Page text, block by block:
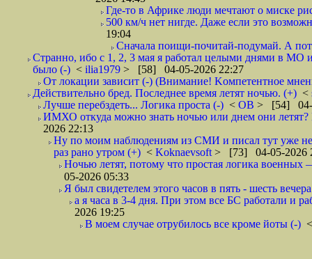
Где-то в Африке люди мечтают о миске
500 км/ч нет нигде. Даже если это
19:04
Сначала поищи-почитай-подумай. А
Странно, ибо с 1, 2, 3 мая я работал целыми днями в МО
было (-) < ilia1979 > [58] 04-05-2026 22:27
От локации зависит (-) (Внимание! Kомпетентное
Действительно бред. Последнее время летят ночью. (+) <
Лучше перебздеть... Логика проста (-) < ОВ > [54] 04-
ИМХО откуда можно знать ночью или днем они летят?
2026 22:13
Ну по моим наблюдениям из СМИ и писал тут уже
раз рано утром (+) < Koknaevsoft > [73] 04-05-2026
Ночью летят, потому что простая логика
05-2026 05:33
Я был свидетелем этого часов в пять - шесть
а я часа в 3-4 дня. При этом все БС работали и
2026 19:25
В моем случае отрубилось все кроме йоты (-)